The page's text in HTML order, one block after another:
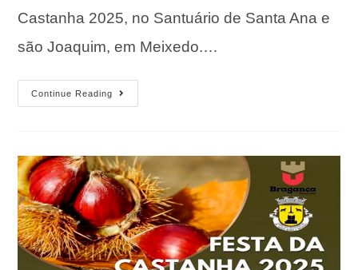
Castanha 2025, no Santuário de Santa Ana e
são Joaquim, em Meixedo.…
Continue Reading